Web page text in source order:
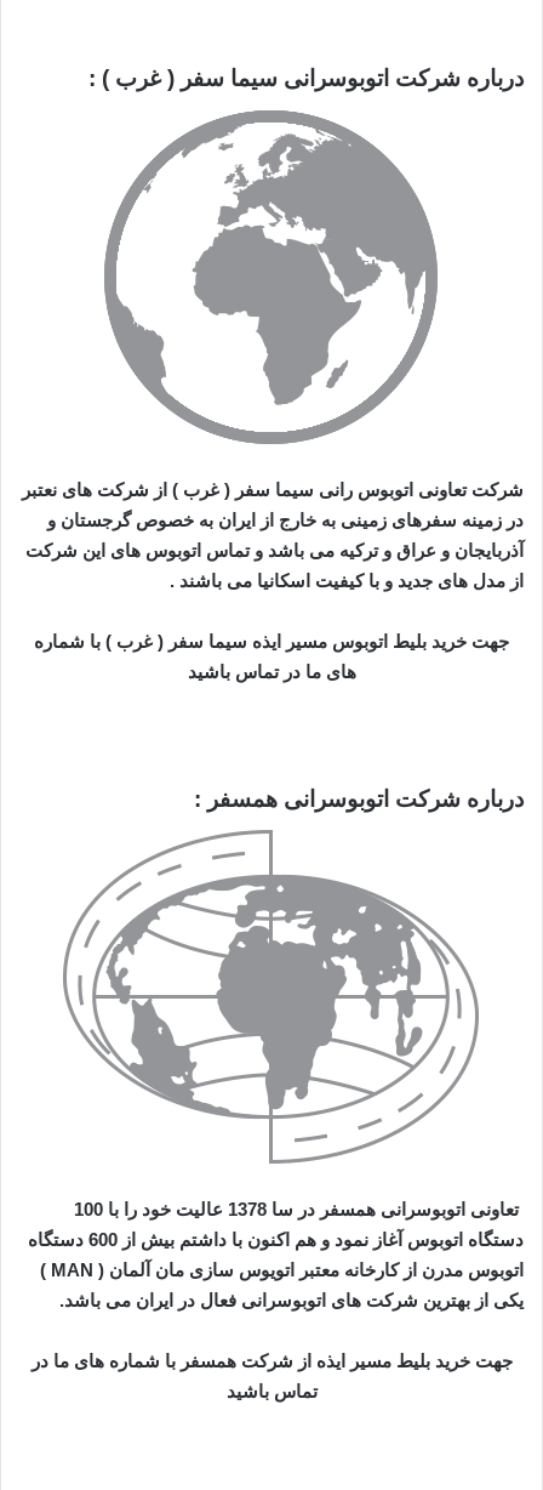
درباره شرکت اتوبوسرانی سیما سفر ( غرب ) :
شرکت تعاونی اتوبوس رانی سیما سفر ( غرب ) از شرکت های نعتبر
در زمینه سفرهای زمینی به خارج از ایران به خصوص گرجستان و
آذربایجان و عراق و ترکیه می باشد و تماس اتوبوس های این شرکت
از مدل های جدید و با کیفیت اسکانیا می باشند .
جهت خرید بلیط اتوبوس مسیر ایذه سیما سفر ( غرب ) با شماره
های ما در تماس باشید
درباره شرکت اتوبوسرانی همسفر :
تعاونی اتوبوسرانی همسفر در سا 1378 عالیت خود را با 100
دستگاه اتوبوس آغاز نمود و هم اکنون با داشتم بیش از 600 دستگاه
اتوبوس مدرن از کارخانه معتبر اتویوس سازی مان آلمان ( MAN )
یکی از بهترین شرکت های اتوبوسرانی فعال در ایران می باشد.
جهت خرید بلیط مسیر ایذه از شرکت همسفر با شماره های ما در
تماس باشید